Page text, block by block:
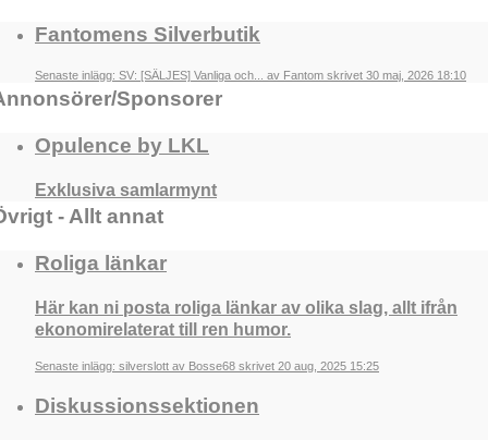
Fantomens Silverbutik
Senaste inlägg: SV: [SÄLJES] Vanliga och... av Fantom skrivet 30 maj, 2026 18:10
Sponsorer
Opulence by LKL
Exklusiva samlarmynt
- Allt annat
Roliga länkar
Här kan ni posta roliga länkar av olika slag, allt ifrån
ekonomirelaterat till ren humor.
Senaste inlägg: silverslott av Bosse68 skrivet 20 aug, 2025 15:25
Diskussionssektionen